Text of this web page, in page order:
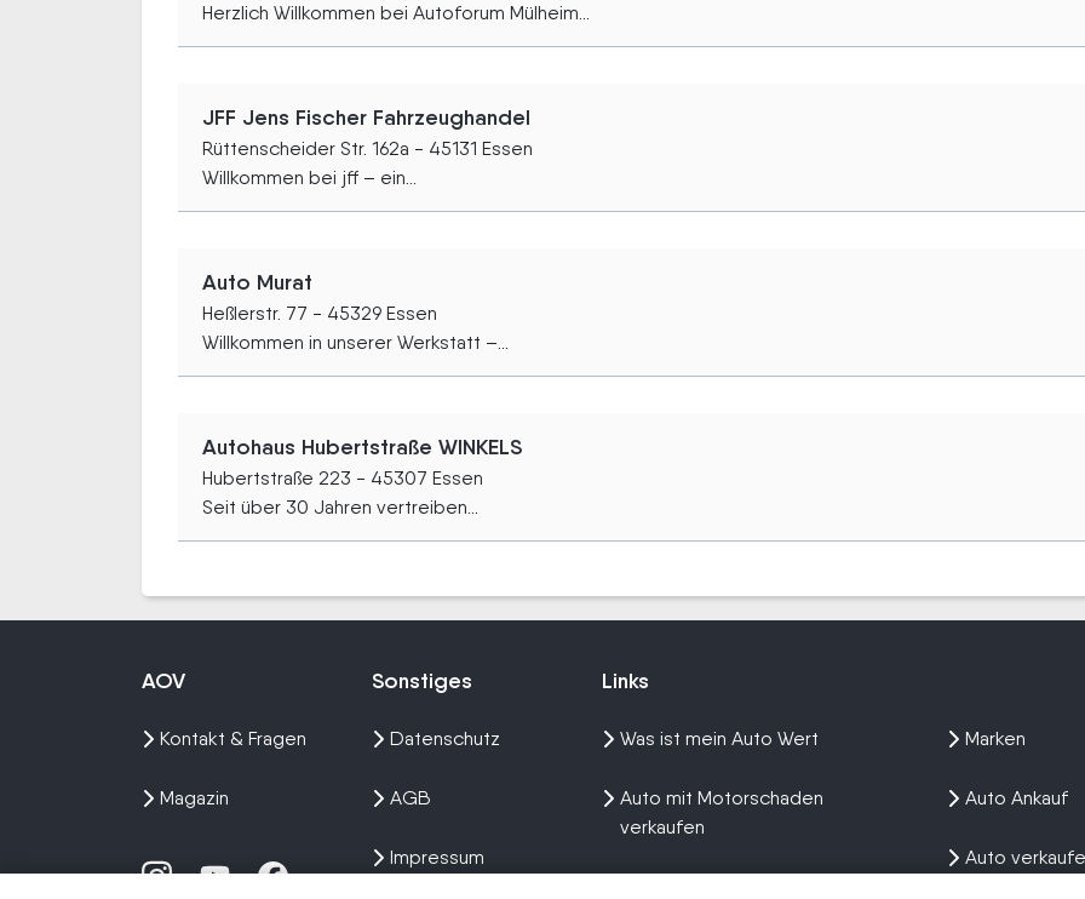
Herzlich Willkommen bei Autoforum Mülheim...
JFF Jens Fischer Fahrzeughandel
Rüttenscheider Str. 162a - 45131 Essen
Willkommen bei jff – ein...
Auto Murat
Heßlerstr. 77 - 45329 Essen
Willkommen in unserer Werkstatt –...
Autohaus Hubertstraße WINKELS
Hubertstraße 223 - 45307 Essen
Seit über 30 Jahren vertreiben...
AOV
Kontakt & Fragen
Magazin
Sonstiges
Datenschutz
AGB
Impressum
Links
Was ist mein Auto Wert
Auto mit Motorschaden
verkaufen
Marken
Auto Ankauf
Auto